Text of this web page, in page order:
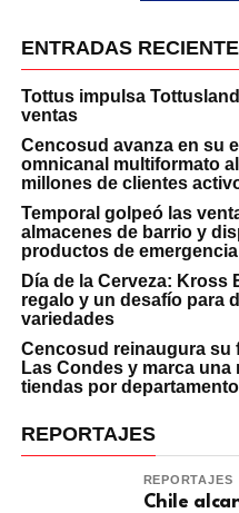
ENTRADAS
Tottus impulsa
ventas
Cencosud avanza en su
omnicanal multiformato
millones de clientes
Temporal golpeó las
almacenes de barrio y
productos de emergencia
Día de la Cerveza:
regalo y un desafío para
variedades
Cencosud reinaugura su
Las Condes y marca
tiendas por
REPORTAJES
REPORTAJES
Chile